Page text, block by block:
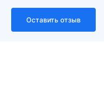
Оставить отзыв